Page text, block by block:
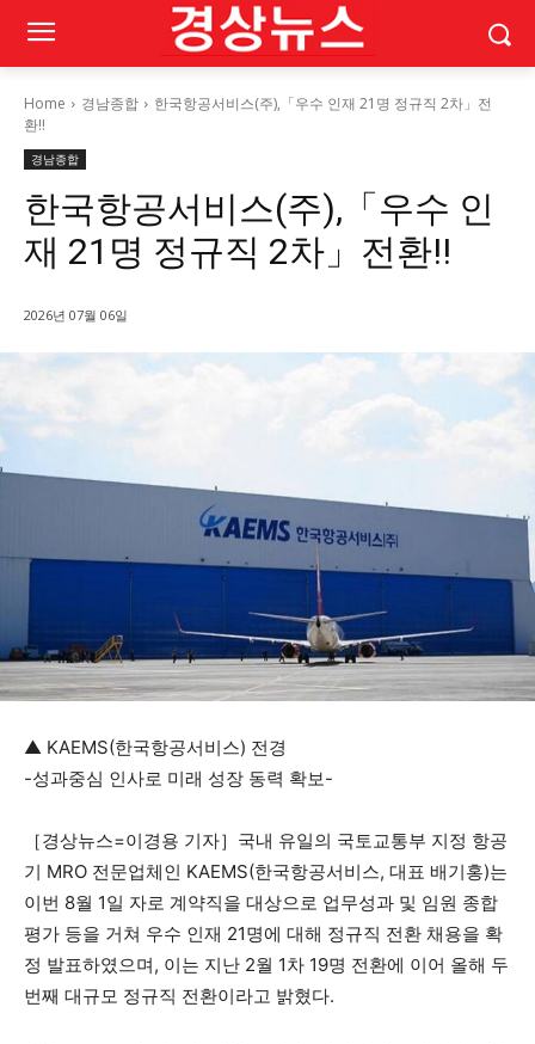
Home 경남종합
한국항공서비스(주),「우수 인재 21명 정규직 2차」전
환!!
경남종합
한국항공서비스(주),「우수 인
재 21명 정규직 2차」전환!!
2026년 07월 06일
▲ KAEMS(한국항공서비스) 전경
-성과중심 인사로 미래 성장 동력 확보-
［경상뉴스=이경용 기자］국내 유일의 국토교통부 지정 항공
기 MRO 전문업체인 KAEMS(한국항공서비스, 대표 배기홍)는
이번 8월 1일 자로 계약직을 대상으로 업무성과 및 임원 종합
평가 등을 거쳐 우수 인재 21명에 대해 정규직 전환 채용을 확
정 발표하였으며, 이는 지난 2월 1차 19명 전환에 이어 올해 두
번째 대규모 정규직 전환이라고 밝혔다.